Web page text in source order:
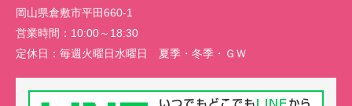
岡山県倉敷市平田660-1
営業時間： 10:00～18:30
定休日： 毎週火曜日水曜日 夏季・冬季・ＧＷ